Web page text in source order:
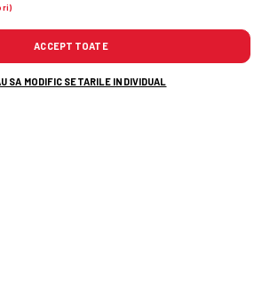
ACCEPT TOATE
SA MODIFIC SETARILE INDIVIDUAL